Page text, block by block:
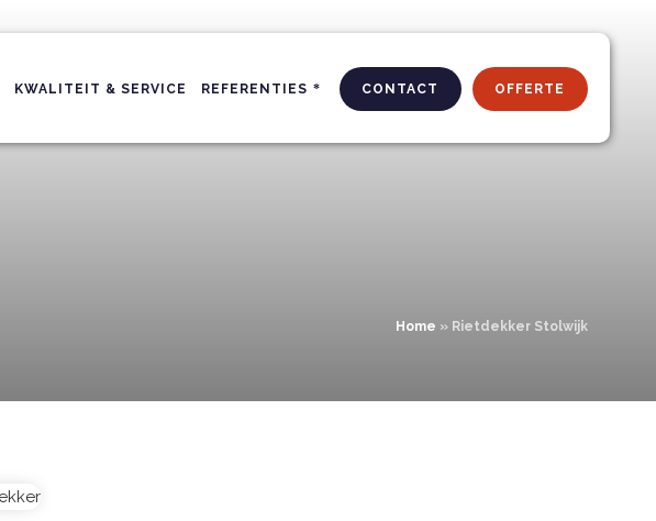
KWALITEIT & SERVICE REFERENTIES CONTACT OFFERTE
Home » Rietdekker Stolwijk